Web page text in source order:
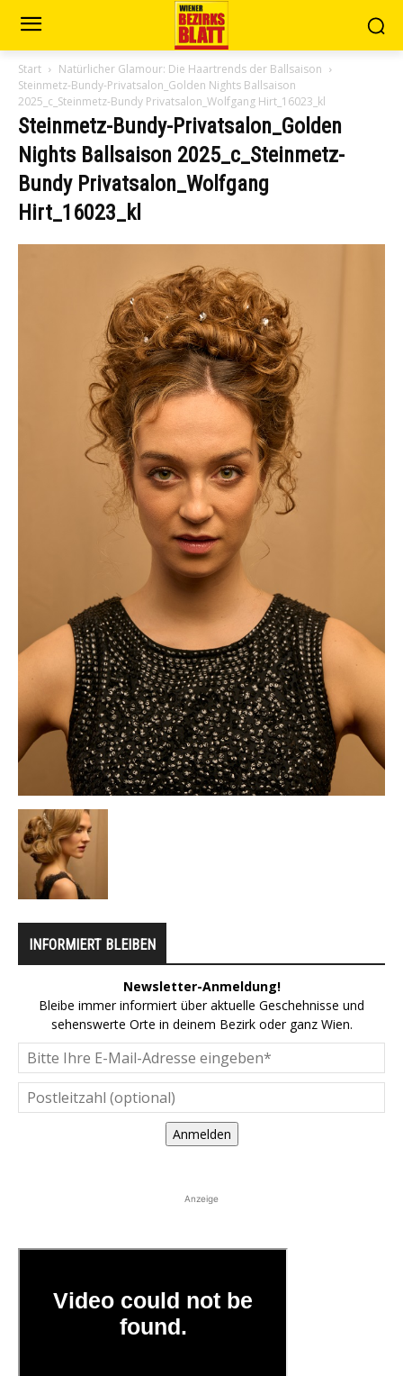
Start
Natürlicher Glamour: Die Haartrends der Ballsaison
Steinmetz-Bundy-Privatsalon_Golden Nights Ballsaison
2025_c_Steinmetz-Bundy Privatsalon_Wolfgang Hirt_16023_kl
Steinmetz-Bundy-Privatsalon_Golden
Nights Ballsaison 2025_c_Steinmetz-
Bundy Privatsalon_Wolfgang
Hirt_16023_kl
INFORMIERT BLEIBEN
Newsletter-Anmeldung!
Bleibe immer informiert über aktuelle Geschehnisse und
sehenswerte Orte in deinem Bezirk oder ganz Wien.
Anmelden
Anzeige